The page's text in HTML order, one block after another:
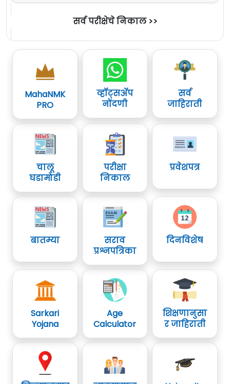
सर्व परीक्षेचे निकाल >>
MahaNMK
PRO
व्हॉट्सॲप
नोंदणी
सर्व
जाहिराती
चालू
घडामोडी
परीक्षा
निकाल
प्रवेशपत्र
बातम्या
सराव
प्रश्नपत्रिका
दिनविशेष
Sarkari
Yojana
Age
Calculator
शिक्षणानुसा
र जाहिराती